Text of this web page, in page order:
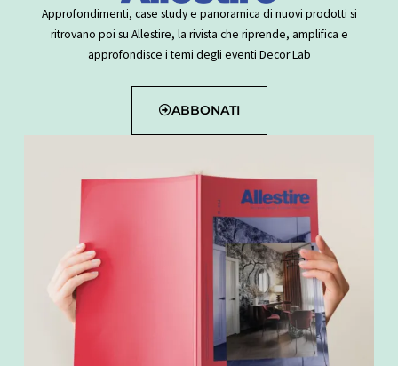
Approfondimenti, case study e panoramica di nuovi prodotti si
ritrovano poi su Allestire, la rivista che riprende, amplifica e
approfondisce i temi degli eventi Decor Lab
ABBONATI